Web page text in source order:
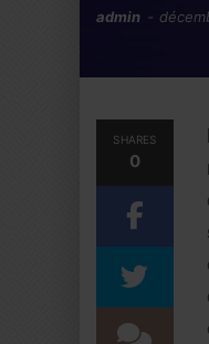
admin
SHARES
0